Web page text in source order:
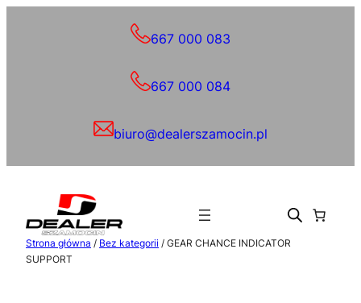
667 000 083
667 000 084
biuro@dealerszamocin.pl
Strona główna / Bez kategorii / GEAR CHANCE INDICATOR
SUPPORT